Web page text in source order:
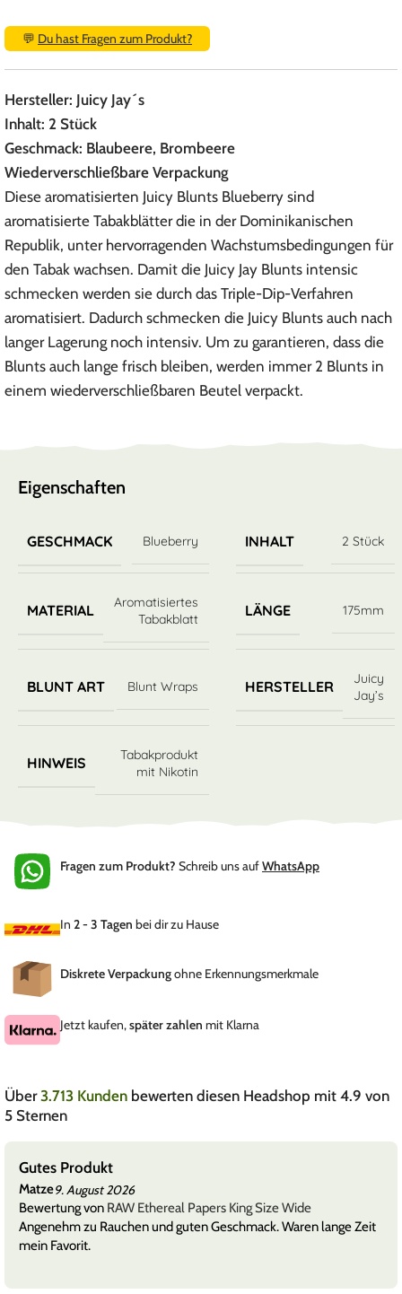
💬 Du hast Fragen zum Produkt?
Hersteller: Juicy Jay´s
Inhalt: 2 Stück
Geschmack: Blaubeere, Brombeere
Wiederverschließbare Verpackung
Diese aromatisierten Juicy Blunts Blueberry sind
aromatisierte Tabakblätter die in der Dominikanischen
Republik, unter hervorragenden Wachstumsbedingungen für
den Tabak wachsen. Damit die Juicy Jay Blunts intensic
schmecken werden sie durch das Triple-Dip-Verfahren
aromatisiert. Dadurch schmecken die Juicy Blunts auch nach
langer Lagerung noch intensiv. Um zu garantieren, dass die
Blunts auch lange frisch bleiben, werden immer 2 Blunts in
einem wiederverschließbaren Beutel verpackt.
Eigenschaften
GESCHMACK Blueberry INHALT 2 Stück
MATERIAL
Aromatisiertes
Tabakblatt
LÄNGE 175mm
BLUNT ART Blunt Wraps HERSTELLER
Juicy
Jay’s
HINWEIS
Tabakprodukt
mit Nikotin
Fragen zum Produkt? Schreib uns aufWhatsApp
In 2 - 3 Tagen bei dir zu Hause
Diskrete Verpackungohne Erkennungsmerkmale
Jetzt kaufen,später zahlen mit Klarna
Über3.713 Kunden bewerten diesen Headshop mit 4.9 von
5 Sternen
Gutes Produkt
Matze9. August 2026
Bewertung von RAW Ethereal Papers King Size Wide
Angenehm zu Rauchen und guten Geschmack. Waren lange Zeit
mein Favorit.